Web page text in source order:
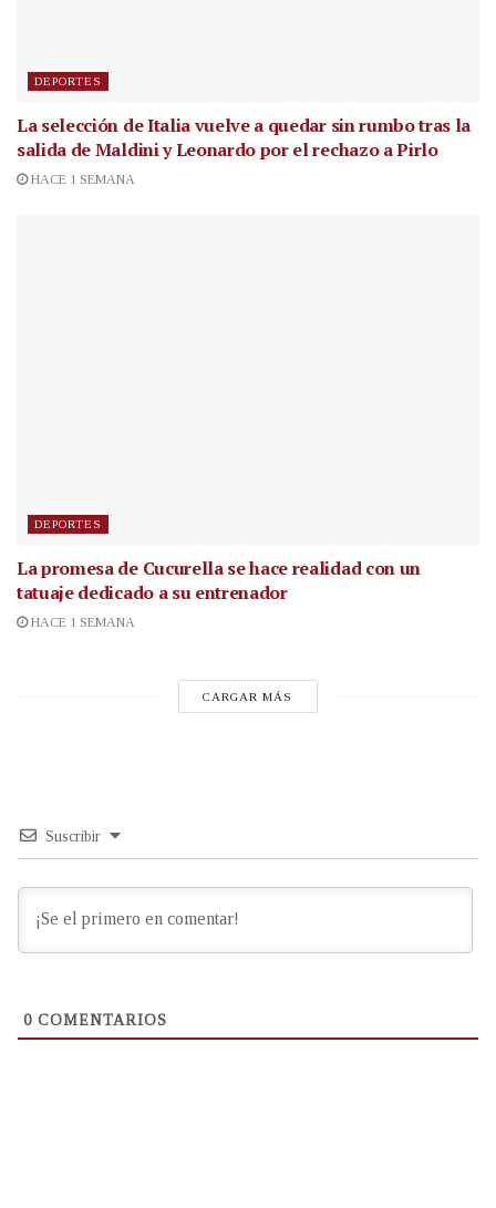
DEPORTES
La selección de Italia vuelve a quedar sin rumbo tras la
salida de Maldini y Leonardo por el rechazo a Pirlo
HACE 1 SEMANA
DEPORTES
La promesa de Cucurella se hace realidad con un
tatuaje dedicado a su entrenador
HACE 1 SEMANA
CARGAR MÁS
Suscribir
0 COMENTARIOS